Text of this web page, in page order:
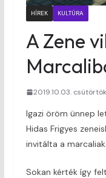
HÍREK KULTÚRA
A Zene
2019.10.03. csütörtök
Igazi öröm ünnep
Hidas Frigyes
invitálta a
Sokan kérték így